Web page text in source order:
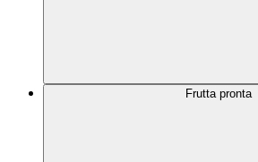
Frutta pronta